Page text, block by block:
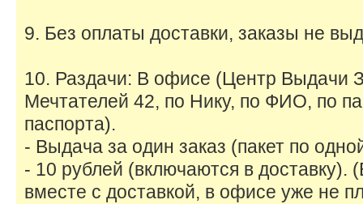
9. Без оплаты доставки, заказы не
10. Раздачи: В офисе (Центр Выдачи
Мечтателей 42, по Нику, по ФИО, по
паспорта).
- Выдача за один заказ (пакет по
- 10 рублей (включаются в доставку).
вместе с доставкой, в офисе уже не